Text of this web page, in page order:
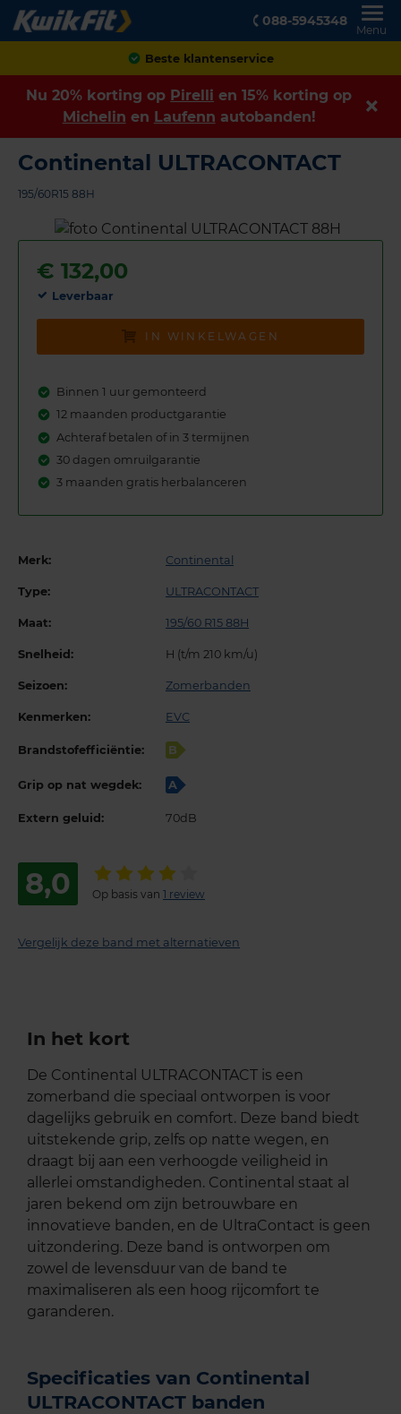
088-5945348
Menu
Achteraf betalen
Nu 20% korting op Pirelli en 15% korting op
Michelin en Laufenn autobanden!
Continental ULTRACONTACT
195/60R15 88H
€ 132,00
Leverbaar
IN WINKELWAGEN
Binnen 1 uur gemonteerd
12 maanden productgarantie
Achteraf betalen of in 3 termijnen
30 dagen omruilgarantie
3 maanden gratis herbalanceren
Merk: Continental
Type: ULTRACONTACT
Maat: 195/60 R15 88H
Snelheid: H (t/m 210 km/u)
Seizoen: Zomerbanden
Kenmerken: EVC
Brandstofefficiëntie: B
Grip op nat wegdek: A
Extern geluid: 70dB
8,0 Op basis van 1 review
Vergelijk deze band met alternatieven
In het kort
De Continental ULTRACONTACT is een
zomerband die speciaal ontworpen is voor
dagelijks gebruik en comfort. Deze band biedt
uitstekende grip, zelfs op natte wegen, en
draagt bij aan een verhoogde veiligheid in
allerlei omstandigheden. Continental staat al
jaren bekend om zijn betrouwbare en
innovatieve banden, en de UltraContact is geen
uitzondering. Deze band is ontworpen om
zowel de levensduur van de band te
maximaliseren als een hoog rijcomfort te
garanderen.
Specificaties van Continental
ULTRACONTACT banden